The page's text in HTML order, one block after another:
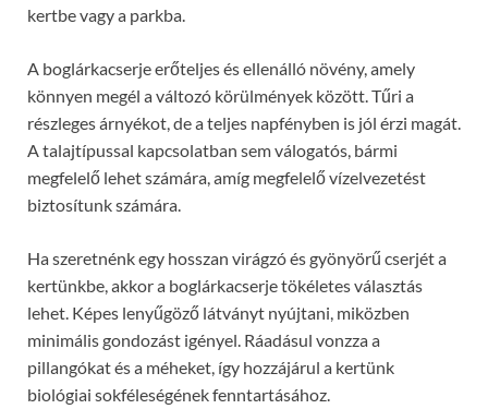
kertbe vagy a parkba.
A boglárkacserje erőteljes és ellenálló növény, amely
könnyen megél a változó körülmények között. Tűri a
részleges árnyékot, de a teljes napfényben is jól érzi magát.
A talajtípussal kapcsolatban sem válogatós, bármi
megfelelő lehet számára, amíg megfelelő vízelvezetést
biztosítunk számára.
Ha szeretnénk egy hosszan virágzó és gyönyörű cserjét a
kertünkbe, akkor a boglárkacserje tökéletes választás
lehet. Képes lenyűgöző látványt nyújtani, miközben
minimális gondozást igényel. Ráadásul vonzza a
pillangókat és a méheket, így hozzájárul a kertünk
biológiai sokféleségének fenntartásához.